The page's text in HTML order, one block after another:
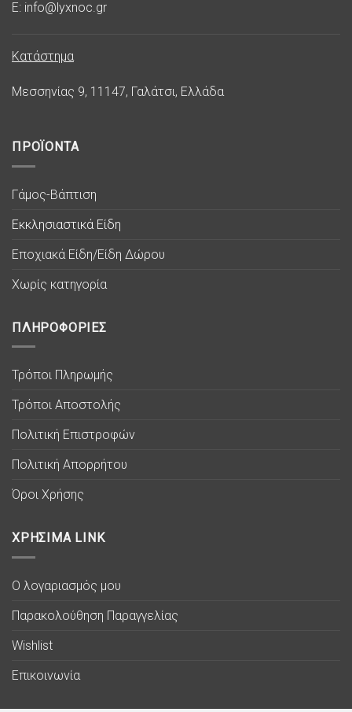
E: info@lyxnoc.gr
Κατάστημα
Μεσσηνίας 9, 11147, Γαλάτσι, Ελλάδα
ΠΡΟΪΟΝΤΑ
Γάμος-Βάπτιση
Εκκλησιαστικά Είδη
Εποχιακά Είδη/Είδη Δώρου
Χωρίς κατηγορία
ΠΛΗΡΟΦΟΡΙΕΣ
Τρόποι Πληρωμής
Τρόποι Αποστολής
Πολιτική Επιστροφών
Πολιτική Απορρήτου
Όροι Χρήσης
ΧΡΗΣΙΜΑ LINK
Ο λογαριασμός μου
Παρακολούθηση Παραγγελίας
Wishlist
Επικοινωνία